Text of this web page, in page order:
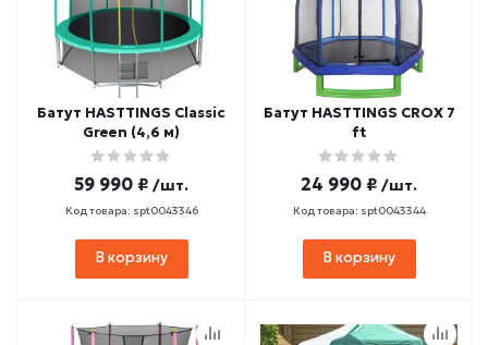
Батут HASTTINGS Classic
Green (4,6 м)
59 990 ₽ /шт.
Код товара: spt0043346
В корзину
Батут HASTTINGS CROX 7
ft
24 990 ₽ /шт.
Код товара: spt0043344
В корзину